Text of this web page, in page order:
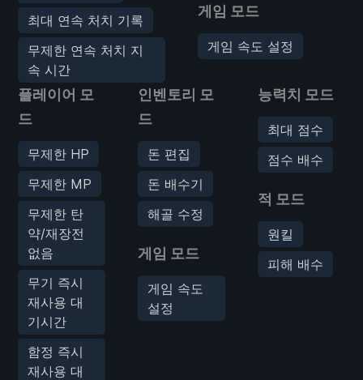
최대 연속 처치 기록
무제한 연속 처치 지
속 시간
게임 모드
게임 속도 설정
플레이어 모
드
무제한 HP
무제한 MP
무제한 탄
약/재장전
없음
무기 즉시
재사용 대
기시간
함정 즉시
재사용 대
인벤토리 모
드
돈 편집
돈 배수기
해골 수정
게임 모드
게임 속도
설정
능력치 모드
최대 점수
점수 배수
적 모드
원킬
피해 배수